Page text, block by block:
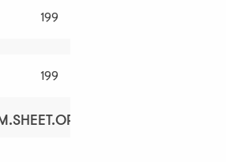
199
199